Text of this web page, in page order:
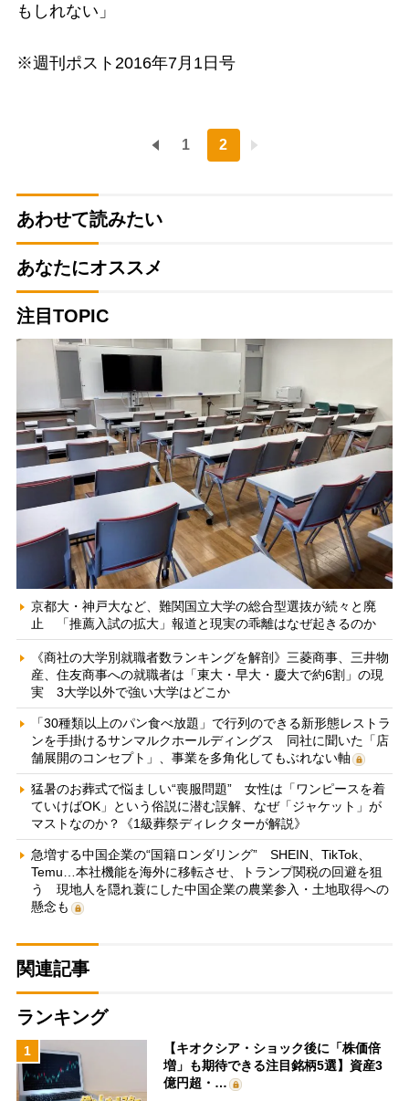
もしれない」
※週刊ポスト2016年7月1日号
1 2
あわせて読みたい
あなたにオススメ
注目TOPIC
京都大・神戸大など、難関国立大学の総合型選抜が続々と廃
止 「推薦入試の拡大」報道と現実の乖離はなぜ起きるのか
《商社の大学別就職者数ランキングを解剖》三菱商事、三井物
産、住友商事への就職者は「東大・早大・慶大で約6割」の現
実 3大学以外で強い大学はどこか
「30種類以上のパン食べ放題」で行列のできる新形態レストラ
ンを手掛けるサンマルクホールディングス 同社に聞いた「店
舗展開のコンセプト」、事業を多角化してもぶれない軸
猛暑のお葬式で悩ましい“喪服問題” 女性は「ワンピースを着
ていけばOK」という俗説に潜む誤解、なぜ「ジャケット」が
マストなのか？《1級葬祭ディレクターが解説》
急増する中国企業の“国籍ロンダリング” SHEIN、TikTok、
Temu…本社機能を海外に移転させ、トランプ関税の回避を狙
う 現地人を隠れ蓑にした中国企業の農業参入・土地取得への
懸念も
関連記事
ランキング
1
【キオクシア・ショック後に「株価倍
増」も期待できる注目銘柄5選】資産3
億円超・…